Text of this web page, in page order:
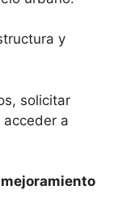
y
solicitar
a
mejoramiento